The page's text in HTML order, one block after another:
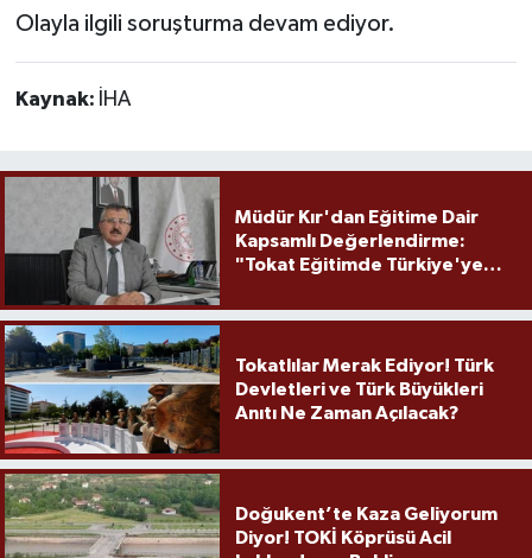
Olayla ilgili soruşturma devam ediyor.
Kaynak: İHA
Müdür Kır'dan Eğitime Dair
Kapsamlı Değerlendirme:
"Tokat Eğitimde Türkiye'ye
Tokatlılar Merak Ediyor! Türk
Devletleri ve Türk Büyükleri
Anıtı Ne Zaman Açılacak?
Doğukent’te Kaza Geliyorum
Diyor! TOKİ Köprüsü Acil